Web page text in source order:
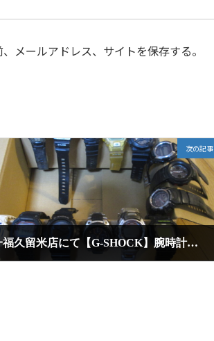
メールアドレス、サイトを保存する。
次の記事
一福久留米店にて【G-SHOCK】腕時計まとめて14点を高額買取させて頂きました